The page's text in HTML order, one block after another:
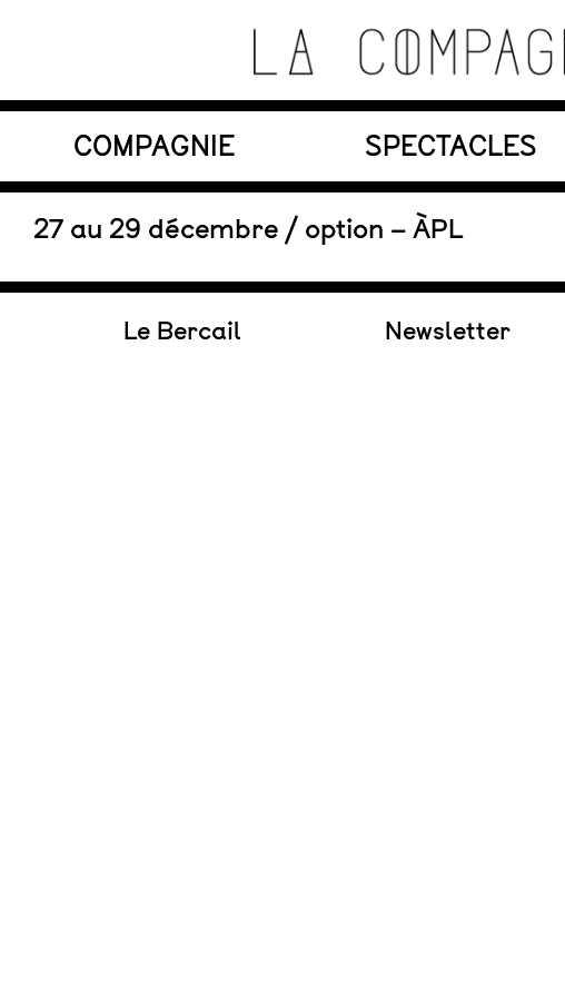
La Compagnie s'Appelle
Reviens
Théâtre de recherche où se croisent marionnettes,
COMPAGNIE SPECTACLES
En tournée
27 au 29 décembre / option – ÀPL
Le Bercail Newsletter